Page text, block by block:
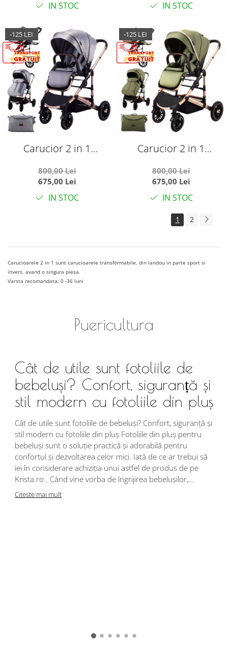
IN STOC IN STOC
-125 LEI
Carucior 2 in 1
pliabil, F3 Luxury Grey
800,00 Lei
675,00 Lei
IN STOC
-125 LEI
Carucior 2 in 1
pliabil, F3 Luxury Olive
800,00 Lei
675,00 Lei
IN STOC
1 2
Carucioarele 2 in 1 sunt carucioarele transformabile, din landou in parte sport si
invers, avand o singura piesa.
Varsta recomandata: 0 -36 luni
Puericultura
Cât de utile sunt fotoliile de
bebeluși? Confort, siguranță și
stil modern cu fotoliile din pluș
Cât de utile sunt fotoliile de bebeluși? Confort, siguranță și
stil modern cu fotoliile din pluș Fotoliile din pluș pentru
bebeluși sunt o soluție practică și adorabilă pentru
confortul și dezvoltarea celor mici. Iată de ce ar trebui să
iei în considerare achiziția unui astfel de produs de pe
Krista.ro . Când vine vorba de îngrijirea bebelușilor,...
Citeste mai mult